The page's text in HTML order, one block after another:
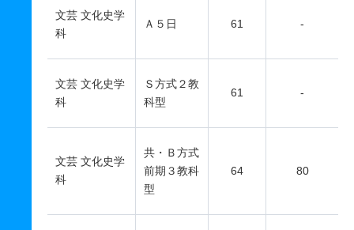
文芸 文化史学
科
Ａ５日 61 -
文芸 文化史学
科
Ｓ方式２教
科型
61 -
文芸 文化史学
科
共・Ｂ方式
前期３教科
型
64 80